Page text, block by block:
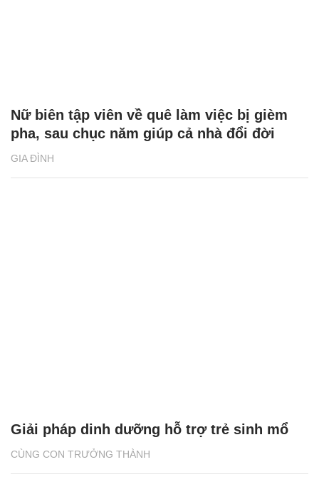
GIA ĐÌNH
Nữ biên tập viên về quê làm việc bị gièm
pha, sau chục năm giúp cả nhà đổi đời
CÙNG CON TRƯỞNG THÀNH
Giải pháp dinh dưỡng hỗ trợ trẻ sinh mổ